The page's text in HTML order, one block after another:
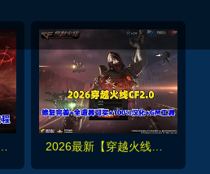
2026最新【穿越火线CF2.0】一键端,修复各种错误，全道具可买100%汉化+GM工具